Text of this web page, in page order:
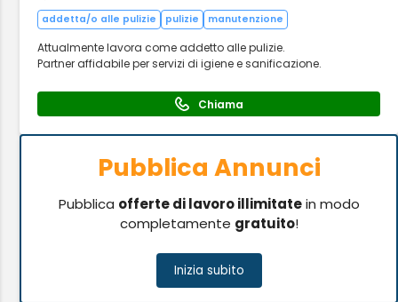
addetta/o alle pulizie pulizie manutenzione
Attualmente lavora come addetto alle pulizie.
Partner affidabile per servizi di igiene e sanificazione.
Chiama
Pubblica Annunci
Pubblica offerte di lavoro illimitatein modo
completamente gratuito!
Inizia subito